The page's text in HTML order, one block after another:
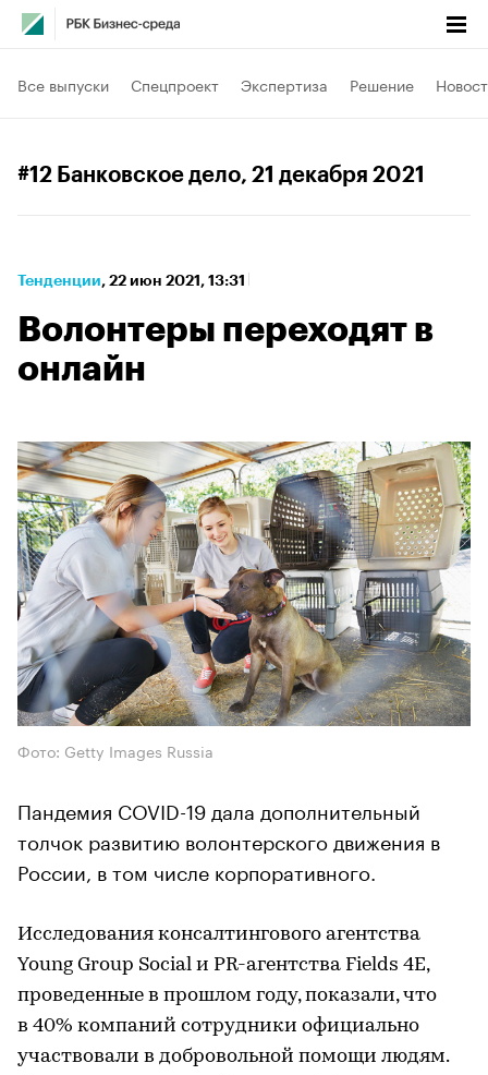
Все выпуски Спецпроект Экспертиза Решение
#12 Банковское дело, 21 декабря 2021
Тенденции⁠, 22 июн 2021, 13:31
Волонтеры переходят в
онлайн
Фото: Getty Images Russia
Пандемия COVID-19 дала дополнительный
толчок развитию волонтерского движения в
России, в том числе корпоративного.
Исследования консалтингового агентства
Young Group Social и PR-агентства Fields 4E,
проведенные в прошлом году, показали, что
в 40% компаний сотрудники официально
участвовали в добровольной помощи людям.